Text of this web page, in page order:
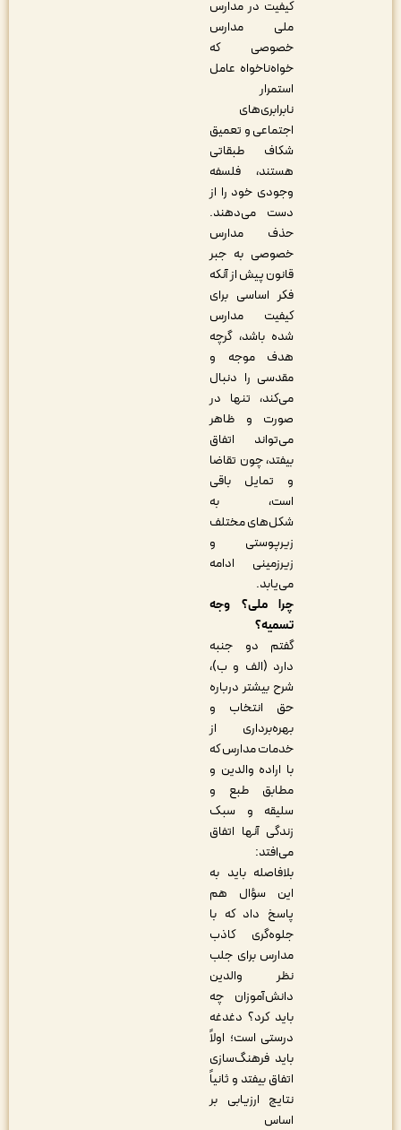
کیفیت در مدارس
ملی مدارس
خصوصی که
خواه‌ناخواه عامل
نابرابری‌های
اجتماعی و تعمیق
شکاف طبقاتی
هستند، فلسفه
وجودی خود را از
دست می‌دهند.
حذف مدارس
خصوصی به جبر
قانون پیش از آنکه
فکر اساسی برای
کیفیت مدارس
شده باشد، گرچه
هدف موجه و
مقدسی را دنبال
می‌کند، تنها در
صورت و ظاهر
می‌تواند اتفاق
بیفتد، چون تقاضا
و تمایل باقی
است، به
شکل‌های مختلف
زیرپوستی و
زیرزمینی ادامه
چرا ملی؟ وجه
گفتم دو جنبه
دارد (الف و ب)،
شرح بیشتر درباره
حق انتخاب و
بهره‌برداری از
خدمات مدارس که
با اراده والدین و
مطابق طبع و
سلیقه و سبک
زندگی آنها اتفاق
بلافاصله باید به
این سؤال هم
پاسخ داد که با
جلوه‌گری کاذب
مدارس برای جلب
نظر والدین
دانش‌آموزان چه
باید کرد؟ دغدغه
درستی است؛ اولاً
باید فرهنگ‌سازی
اتفاق بیفتد و ثانیاً
نتایج ارزیابی بر